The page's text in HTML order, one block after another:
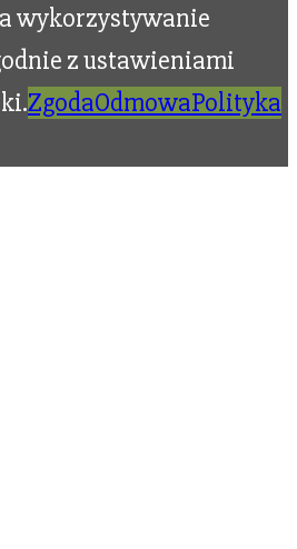
wykorzystywanie
z ustawieniami
ZgodaOdmowaPolityka